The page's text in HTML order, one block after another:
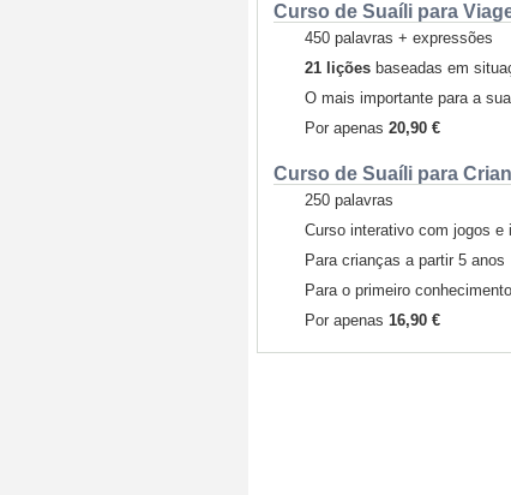
Curso de Suaíli para
450 palavras + expressões
21 lições baseadas em
O mais importante para a
Por apenas20,90 €
Curso de Suaíli para
250 palavras
Curso interativo com jogos e
Para crianças a partir 5 anos
Para o primeiro
Por apenas16,90 €